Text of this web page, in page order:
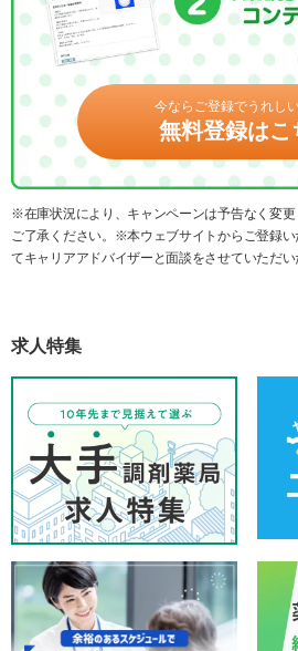
今ならご登録でうれし
無料登録はこ
※在庫状況により、キャンペーンは予告なく変更
ご了承ください。※本ウェブサイトからご登録
てキャリアアドバイザーと面談をさせていただい
求人特集